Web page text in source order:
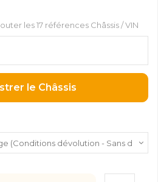
les 17 références Châssis / VIN
le Châssis